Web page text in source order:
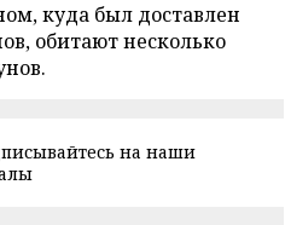
куда был доставлен
обитают несколько
на наши